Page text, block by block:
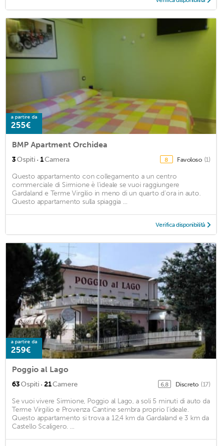
a partire da
255€
BMP Apartment Orchidea
3Ospiti · 1Camera 8 Favoloso (1)
Questo appartamento con collegamento a un centro
commerciale di Sirmione è l'ideale se vuoi raggiungere
Gardaland e Terme Virgilio in meno di un quarto d'ora in auto.
Questo appartamento sulla spiaggia ...
Verifica disponibilità
a partire da
259€
Poggio al Lago
63Ospiti · 21Camere 6,8 Discreto (17)
Se vuoi vivere Sirmione, Poggio al Lago, a soli 5 minuti di auto da
Terme Virgilio e Provenza Cantine sembra proprio l'ideale.
Questo appartamento si trova a 12,4 km da Gardaland e 3 km da
Castello Scaligero. ...